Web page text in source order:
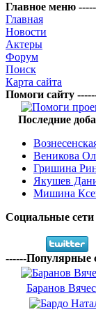
Главное меню
Главная
Новости
Актеры
Форум
Поиск
Карта сайта
Помоги сайту
Последние
Веникова
Гришина
Якушев
Мишина
Социальные сети
------Популярные
Баранов